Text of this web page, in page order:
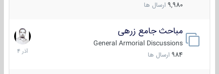
9,980 ارسال ها
مباحث جامع زرهی
General Armorial Discussions
984 ارسال ها
7
آذر
1404